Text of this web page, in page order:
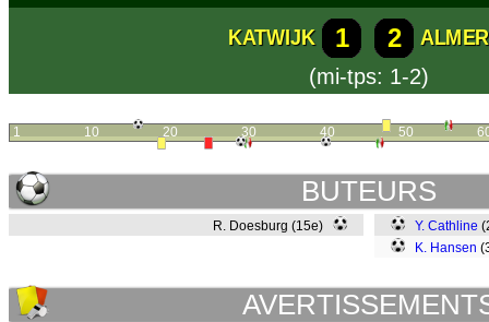
KATWIJK 1 2
(mi-tps: 1-2)
1 10 20 30 40 50
BUTEURS
R. Doesburg (15e) Y. Cathline
K. Hansen